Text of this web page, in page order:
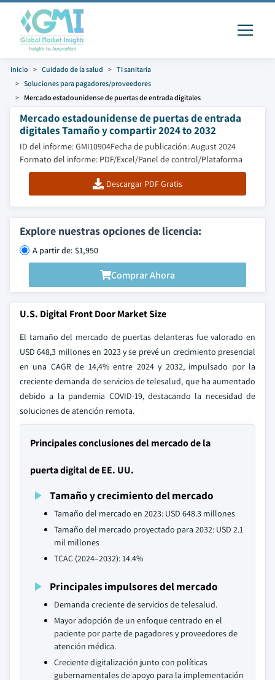
Inicio Cuidado de la salud
TI sanitaria
Soluciones para pagadores/proveedores
Mercado estadounidense de puertas de entrada digitales
Mercado estadounidense de puertas de entrada
digitales Tamaño y compartir 2024 to 2032
ID del informe: GMI10904Fecha de publicación: August 2024
Formato del informe: PDF/Excel/Panel de control/Plataforma
Descargar PDF Gratis
Explore nuestras opciones de licencia:
A partir de: $1,950
Comprar Ahora
U.S. Digital Front Door Market Size
El tamaño del mercado de puertas delanteras fue valorado en
USD 648,3 millones en 2023 y se prevé un crecimiento presencial
en una CAGR de 14,4% entre 2024 y 2032, impulsado por la
creciente demanda de servicios de telesalud, que ha aumentado
debido a la pandemia COVID-19, destacando la necesidad de
soluciones de atención remota.
Principales conclusiones del mercado de la
puerta digital de EE. UU.
Tamaño y crecimiento del mercado
Tamaño del mercado en 2023: USD 648.3 millones
Tamaño del mercado proyectado para 2032: USD 2.1
mil millones
TCAC (2024–2032): 14.4%
Principales impulsores del mercado
Demanda creciente de servicios de telesalud.
Mayor adopción de un enfoque centrado en el
paciente por parte de pagadores y proveedores de
atención médica.
Creciente digitalización junto con políticas
gubernamentales de apoyo para la implementación